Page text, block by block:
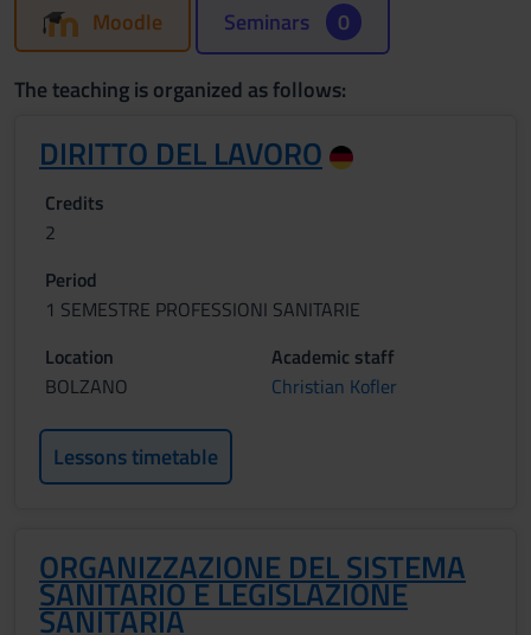
Moodle Seminars 0
The teaching is organized as follows:
DIRITTO DEL LAVORO
Credits
2
Period
1 SEMESTRE PROFESSIONI SANITARIE
Location
BOLZANO
Academic staff
Christian Kofler
Lessons timetable
ORGANIZZAZIONE DEL SISTEMA
SANITARIO E LEGISLAZIONE
SANITARIA